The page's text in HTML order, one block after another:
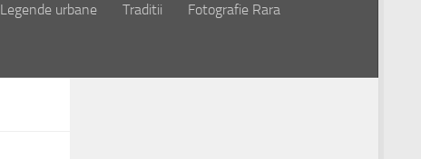
Legende urbane Traditii Fotografie Rara